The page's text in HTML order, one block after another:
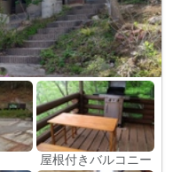
屋根付きバルコニー